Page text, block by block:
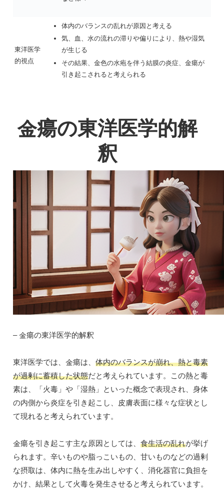
東洋医学
的視点
体内のバランスの乱れが原因と考える
気、血、水の流れの滞りや偏りにより、熱や湿気
が生じる
その結果、金色の水疱を伴う結膜の炎症、金瘍が
引き起こされると考えられる
金瘍の東洋医学的解
釈
– 金瘍の東洋医学的解釈
東洋医学では、金瘍は、 体内のバランスが崩れ、熱と毒素
が過剰に蓄積した状態だと考えられています。この熱と毒
素は、「火毒」や「湿熱」といった概念で表現され、身体
の内側から炎症を引き起こし、皮膚表面に様々な症状とし
て現れると考えられています。
金瘍を引き起こす主な原因としては、 食生活の乱れが挙げ
られます。辛いものや脂っこいもの、甘いものなどの過剰
な摂取は、体内に熱を生み出しやすく、消化器官に負担を
かけ、結果として火毒を発生させると考えられています。